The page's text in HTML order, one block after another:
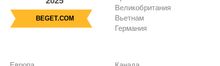
BEGET.COM
Великобритания
Вьетнам
Германия